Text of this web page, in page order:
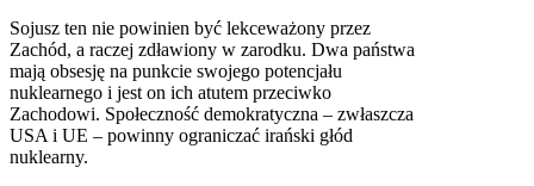
Sojusz ten nie powinien być lekceważony przez
Zachód, a raczej zdławiony w zarodku. Dwa państwa
mają obsesję na punkcie swojego potencjału
nuklearnego i jest on ich atutem przeciwko
Zachodowi. Społeczność demokratyczna – zwłaszcza
USA i UE – powinny ograniczać irański głód
nuklearny.